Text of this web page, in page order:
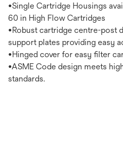
•Single Cartridge Housings
60 in High Flow Cartridges
•Robust cartridge centre-post
support plates providing easy
•Hinged cover for easy filter
•ASME Code design meets
standards.